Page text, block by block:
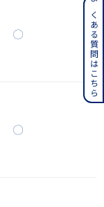
〇
〇
よくある質問はこちら